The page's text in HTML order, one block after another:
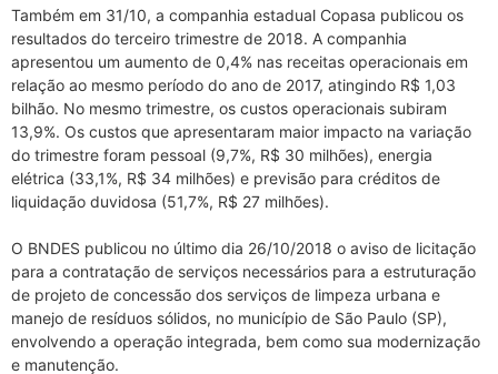
Também em 31/10, a companhia estadual Copasa publicou os
resultados do terceiro trimestre de 2018. A companhia
apresentou um aumento de 0,4% nas receitas operacionais em
relação ao mesmo período do ano de 2017, atingindo R$ 1,03
bilhão. No mesmo trimestre, os custos operacionais subiram
13,9%. Os custos que apresentaram maior impacto na variação
do trimestre foram pessoal (9,7%, R$ 30 milhões), energia
elétrica (33,1%, R$ 34 milhões) e previsão para créditos de
liquidação duvidosa (51,7%, R$ 27 milhões).
O BNDES publicou no último dia 26/10/2018 o aviso de licitação
para a contratação de serviços necessários para a estruturação
de projeto de concessão dos serviços de limpeza urbana e
manejo de resíduos sólidos, no município de São Paulo (SP),
envolvendo a operação integrada, bem como sua modernização
e manutenção.